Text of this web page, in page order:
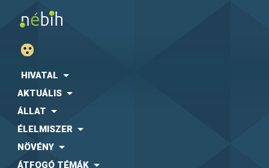
HIVATAL
AKTUÁLIS
ÁLLAT
ÉLELMISZER
NÖVÉNY
ÁTFOGÓ TÉMÁK